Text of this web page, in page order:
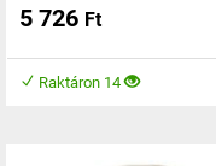
5 726 Ft
Raktáron 14